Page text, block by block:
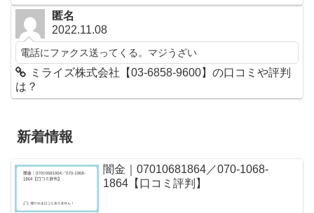
匿名
2022.11.08
電話にファクス送ってくる。マジうざい
ミライズ株式会社【03-6858-9600】の口コミや評判
は？
新着情報
闇金｜07010681864／070-1068-
1864【口コミ評判】